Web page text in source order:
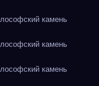
камень
камень
камень